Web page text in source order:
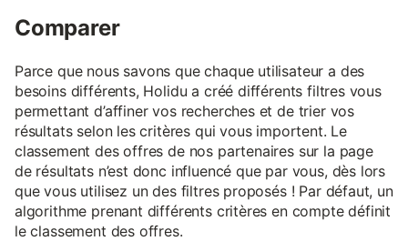
Comparer
Parce que nous savons que chaque utilisateur a des
besoins différents, Holidu a créé différents filtres vous
permettant d’affiner vos recherches et de trier vos
résultats selon les critères qui vous importent. Le
classement des offres de nos partenaires sur la page
de résultats n’est donc influencé que par vous, dès lors
que vous utilisez un des filtres proposés ! Par défaut, un
algorithme prenant différents critères en compte définit
le classement des offres.